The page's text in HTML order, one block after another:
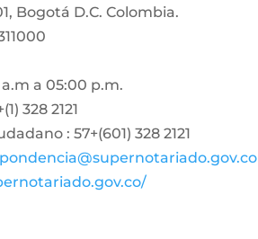
Bogotá D.C. Colombia.
a 05:00 p.m.
328 2121
: 57+(601) 328 2121